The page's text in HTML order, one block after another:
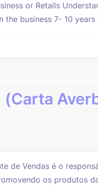
or Retails
the business 7- 10
de Vendas é o
os produtos